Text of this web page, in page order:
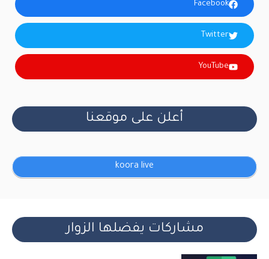
Facebook
Twitter
YouTube
أعلن على موقعنا
koora live
مشاركات يفضلها الزوار